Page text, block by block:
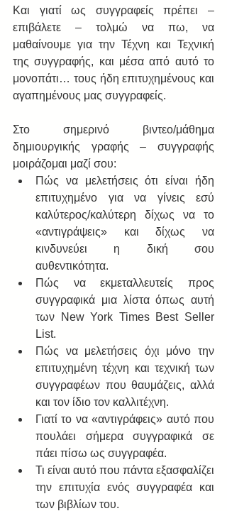
Και γιατί ως συγγραφείς πρέπει –
επιβάλετε – τολμώ να πω, να
μαθαίνουμε για την Τέχνη και Τεχνική
της συγγραφής, και μέσα από αυτό το
μονοπάτι… τους ήδη επιτυχημένους και
αγαπημένους μας συγγραφείς.
Στο σημερινό βιντεο/μάθημα
δημιουργικής γραφής – συγγραφής
μοιράζομαι μαζί σου:
Πώς να μελετήσεις ότι είναι ήδη
επιτυχημένο για να γίνεις εσύ
καλύτερος/καλύτερη δίχως να το
«αντιγράψεις» και δίχως να
κινδυνεύει η δική σου
αυθεντικότητα.
Πώς να εκμεταλλευτείς προς
συγγραφικά μια λίστα όπως αυτή
των New York Times Best Seller
List.
Πώς να μελετήσεις όχι μόνο την
επιτυχημένη τέχνη και τεχνική των
συγγραφέων που θαυμάζεις, αλλά
και τον ίδιο τον καλλιτέχνη.
Γιατί το να «αντιγράφεις» αυτό που
πουλάει σήμερα συγγραφικά σε
πάει πίσω ως συγγραφέα.
Τι είναι αυτό που πάντα εξασφαλίζει
την επιτυχία ενός συγγραφέα και
των βιβλίων του.